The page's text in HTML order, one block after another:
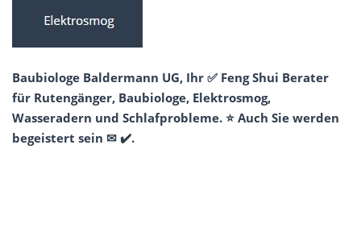
Baubiologe Baldermann UG, Ihr ✅ Feng Shui Berater
für Rutengänger, Baubiologe, Elektrosmog,
Wasseradern und Schlafprobleme. ⭐ Auch Sie werden
begeistert sein ✉ ✔️.